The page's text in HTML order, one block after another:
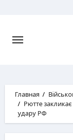
Главная
Рютте
удару РФ